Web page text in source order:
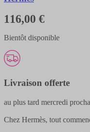
116,00 €
Bientôt disponible
Livraison offerte
au plus tard mercredi
Chez Hermès, tout